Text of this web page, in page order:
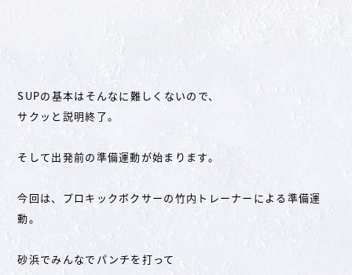
SUPの基本はそんなに難しくないので、
サクッと説明終了。
そして出発前の準備運動が始まります。
今回は、プロキックボクサーの竹内トレーナーによる準備運
動。
砂浜でみんなでパンチを打って